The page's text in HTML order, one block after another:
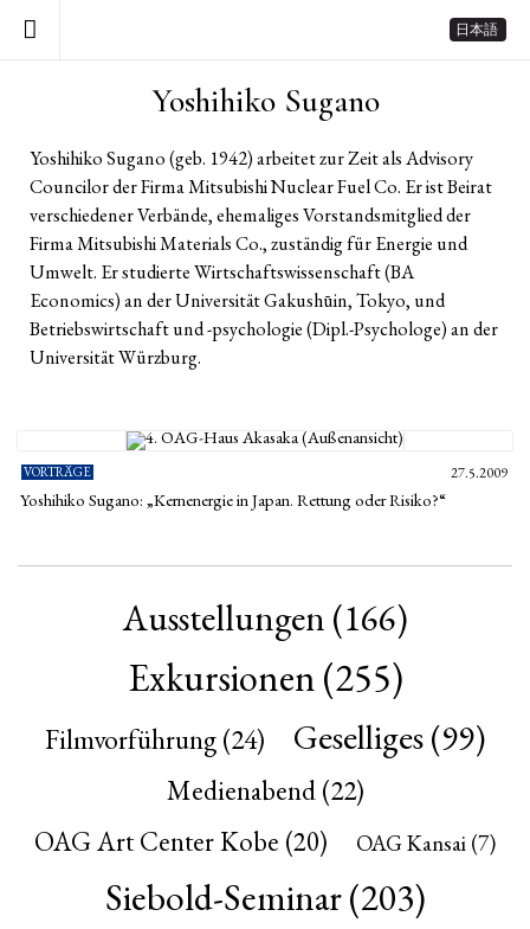
日本語
Yoshihiko Sugano
Yoshihiko Sugano (geb. 1942) arbeitet zur Zeit als Advisory
Councilor der Firma Mitsubishi Nuclear Fuel Co. Er ist Beirat
verschiedener Verbände, ehemaliges Vorstandsmitglied der
Firma Mitsubishi Materials Co., zuständig für Energie und
Umwelt. Er studierte Wirtschaftswissenschaft (BA
Economics) an der Universität Gakushūin, Tokyo, und
Betriebswirtschaft und -psychologie (Dipl.-Psychologe) an der
Universität Würzburg.
VORTRÄGE 27.5.2009
Yoshihiko Sugano: „Kernenergie in Japan. Rettung oder Risiko?“
Ausstellungen (166)
Exkursionen(255)
Filmvorführung(24) Geselliges(99)
Medienabend(22)
OAG Art Center Kobe (20) OAG Kansai (7)
Siebold-Seminar(203)